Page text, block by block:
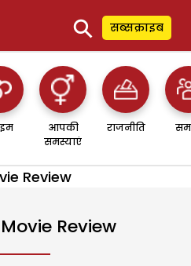
⚲ सब्सक्राइब
आपकी
समस्याएं
राजनीति
Review
Review